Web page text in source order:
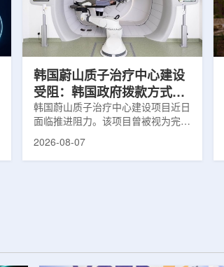
PSMA的核药相关研究进展：一是F-
18标记PSMA靶向PET显像剂的分子
设计与临床优势;二是通过理性优化
分子结构，大幅提高Lu-177标记治
韩国蔚山质子治疗中心建设
受阻：韩国政府拨款方式调
整影响项目推进
韩国蔚山质子治疗中心建设项目近日
面临推进阻力。该项目曾被视为完善
韩国东南部区域癌症治疗体系的关键
2026-08-07